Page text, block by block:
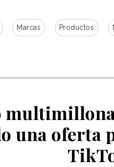
Marcas Productos
una oferta